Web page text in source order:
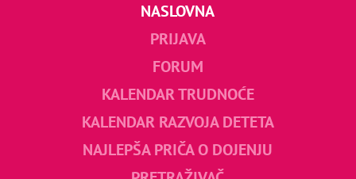
NASLOVNA
PRIJAVA
FORUM
KALENDAR TRUDNOĆE
KALENDAR RAZVOJA DETETA
NAJLEPŠA PRIČA O DOJENJU